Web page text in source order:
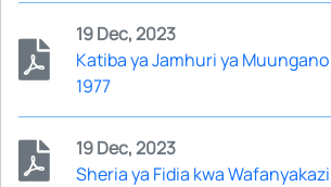
19 Dec, 2023
Katiba ya Jamhuri ya
1977
19 Dec, 2023
Sheria ya Fidia kwa Wafanyakazi